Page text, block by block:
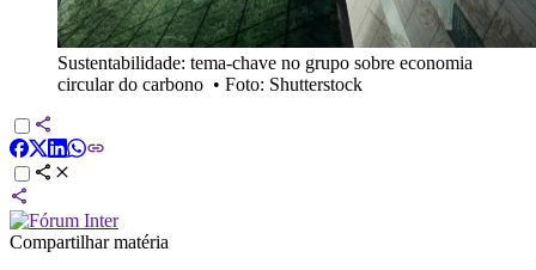
Sustentabilidade: tema-chave no grupo sobre economia
circular do carbono • Foto: Shutterstock
Compartilhar matéria